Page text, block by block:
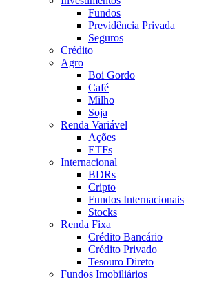
Fundos
Previdência Privada
Seguros
Crédito
Agro
Boi Gordo
Café
Milho
Soja
Renda Variável
Ações
ETFs
Internacional
BDRs
Cripto
Fundos Internacionais
Stocks
Renda Fixa
Crédito Bancário
Crédito Privado
Tesouro Direto
Fundos Imobiliários